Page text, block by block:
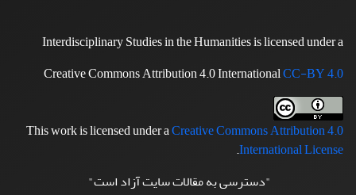
Interdisciplinary Studies in the Humanities is licensed under a
Creative Commons Attribution 4.0 InternationalCC-BY 4.0
This work is licensed under aCreative Commons Attribution 4.0
International License
.
"دسترسی به مقالات سایت آزاد است"